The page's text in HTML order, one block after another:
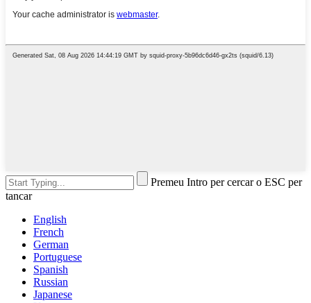
Premeu Intro per cercar o ESC per
tancar
English
French
German
Portuguese
Spanish
Russian
Japanese